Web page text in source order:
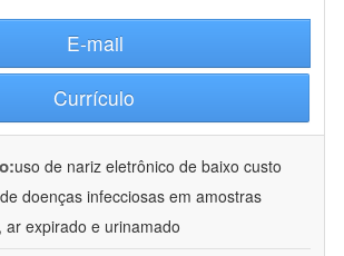
E-mail
Currículo
uso de nariz eletrônico de baixo custo
doenças infecciosas em amostras
ar expirado e urinamado